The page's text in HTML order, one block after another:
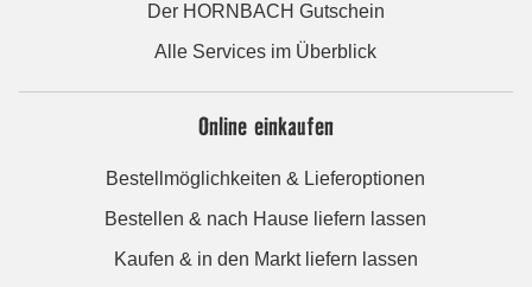
Der HORNBACH Gutschein
Alle Services im Überblick
Online einkaufen
Bestellmöglichkeiten & Lieferoptionen
Bestellen & nach Hause liefern lassen
Kaufen & in den Markt liefern lassen